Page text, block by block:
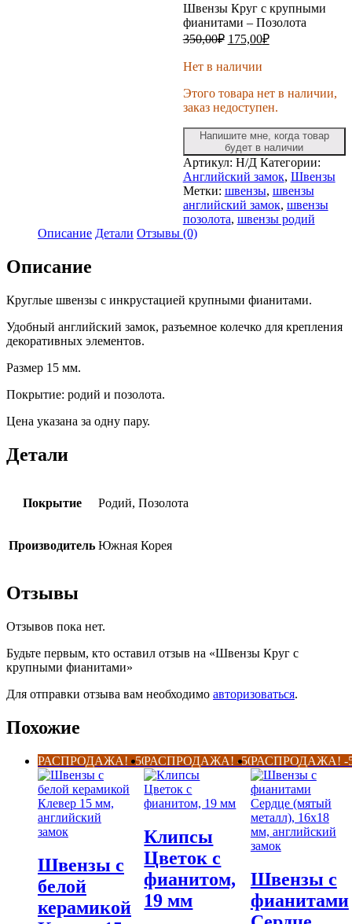
Швензы Круг с крупными
фианитами – Позолота
350,00₽ Первоначальная
составляла
175,00₽Текущая
Нет в наличии
Этого товара нет в наличии,
заказ недоступен.
Напишите мне, когда товар
будет в наличии
Артикул: Н/Д Категории:
Английский замок, Швензы
Метки: швензы, швензы
английский замок, швензы
позолота, швензы родий
Описание Детали Отзывы (0)
Описание
Круглые швензы с инкрустацией крупными фианитами.
Удобный английский замок, разъемное колечко для крепления
декоративных элементов.
Размер 15 мм.
Покрытие: родий и позолота.
Цена указана за одну пару.
Детали
Покрытие Родий, Позолота
Производитель Южная Корея
Отзывы
Отзывов пока нет.
Будьте первым, кто оставил отзыв на «Швензы Круг с
крупными фианитами»
Для отправки отзыва вам необходимо авторизоваться.
Похожие
РАСПРОДАЖА! -50%
Швензы с
белой
керамикой
РАСПРОДАЖА! -50%
Клипсы
Цветок с
фианитом,
19 мм
РАСПРОДАЖА! -
Швензы с
фианитами